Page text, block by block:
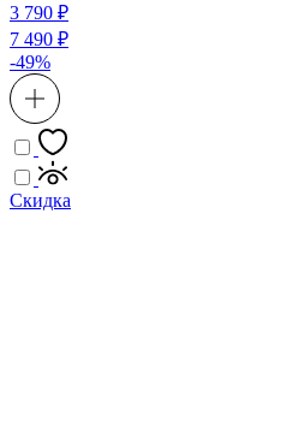
3 790 ₽
7 490 ₽
-49%
Скидка